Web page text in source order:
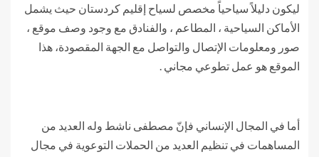
ليكون دليلاً سياحياً مخصص لسياح إقليم كردستان حيث يشمل
الأماكن السياحية ، المطاعم ، والفنادق مع وجود وصف موقع ،
صور ومعلومات الإتصال والتواصل مع الجهة المقصودة، هذا
الموقع هو عمل تطوعي مجاني .
أما في المجال الإنساني فإنّ مصطفى ناشط وله العديد من
المساهمات في تنظيم العديد من الحملات التوعوية في مجال